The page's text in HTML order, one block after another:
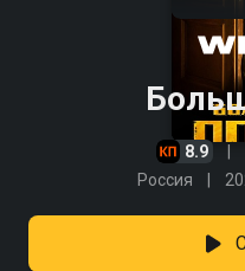
8.9
Россия